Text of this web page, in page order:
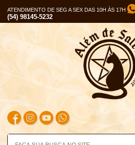
ATENDIMENTO DE SEG A SEX DAS 10H ÀS 17H
(54) 98145-5232